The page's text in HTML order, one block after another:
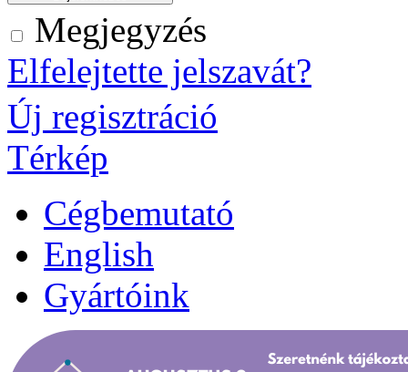
Megjegyzés
Elfelejtette jelszavát?
Új regisztráció
Térkép
Cégbemutató
English
Gyártóink